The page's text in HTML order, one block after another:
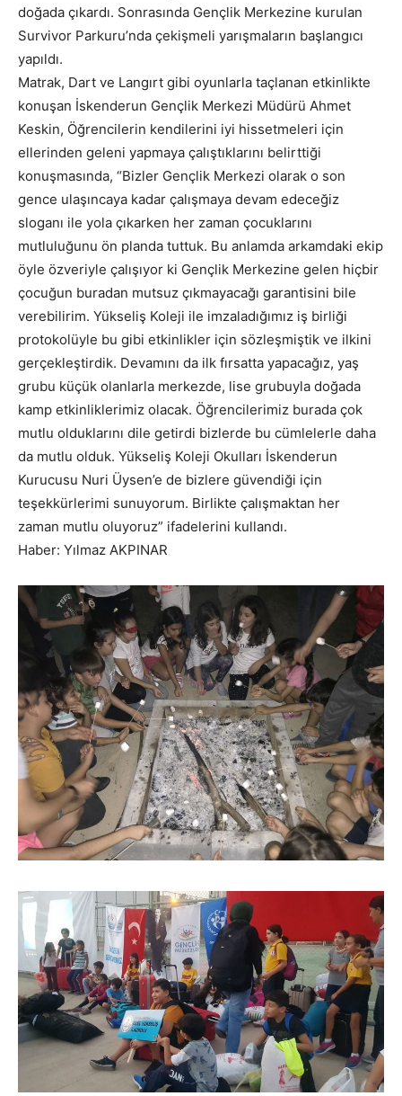
doğada çıkardı. Sonrasında Gençlik Merkezine kurulan
Survivor Parkuru’nda çekişmeli yarışmaların başlangıcı
yapıldı.
Matrak, Dart ve Langırt gibi oyunlarla taçlanan etkinlikte
konuşan İskenderun Gençlik Merkezi Müdürü Ahmet
Keskin, Öğrencilerin kendilerini iyi hissetmeleri için
ellerinden geleni yapmaya çalıştıklarını belirttiği
konuşmasında, “Bizler Gençlik Merkezi olarak o son
gence ulaşıncaya kadar çalışmaya devam edeceğiz
sloganı ile yola çıkarken her zaman çocuklarını
mutluluğunu ön planda tuttuk. Bu anlamda arkamdaki ekip
öyle özveriyle çalışıyor ki Gençlik Merkezine gelen hiçbir
çocuğun buradan mutsuz çıkmayacağı garantisini bile
verebilirim. Yükseliş Koleji ile imzaladığımız iş birliği
protokolüyle bu gibi etkinlikler için sözleşmiştik ve ilkini
gerçekleştirdik. Devamını da ilk fırsatta yapacağız, yaş
grubu küçük olanlarla merkezde, lise grubuyla doğada
kamp etkinliklerimiz olacak. Öğrencilerimiz burada çok
mutlu olduklarını dile getirdi bizlerde bu cümlelerle daha
da mutlu olduk. Yükseliş Koleji Okulları İskenderun
Kurucusu Nuri Üysen’e de bizlere güvendiği için
teşekkürlerimi sunuyorum. Birlikte çalışmaktan her
zaman mutlu oluyoruz” ifadelerini kullandı.
Haber: Yılmaz AKPINAR